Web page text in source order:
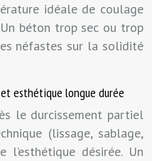
idéale de coulage
béton trop sec ou trop
néfastes sur la solidité
esthétique longue durée
le durcissement partiel
(lissage, sablage,
désirée. Un